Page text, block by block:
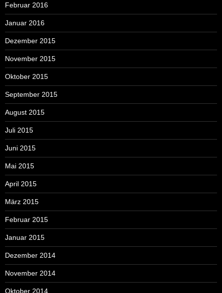
Februar 2016
Januar 2016
Dezember 2015
November 2015
Oktober 2015
September 2015
August 2015
Juli 2015
Juni 2015
Mai 2015
April 2015
März 2015
Februar 2015
Januar 2015
Dezember 2014
November 2014
Oktober 2014